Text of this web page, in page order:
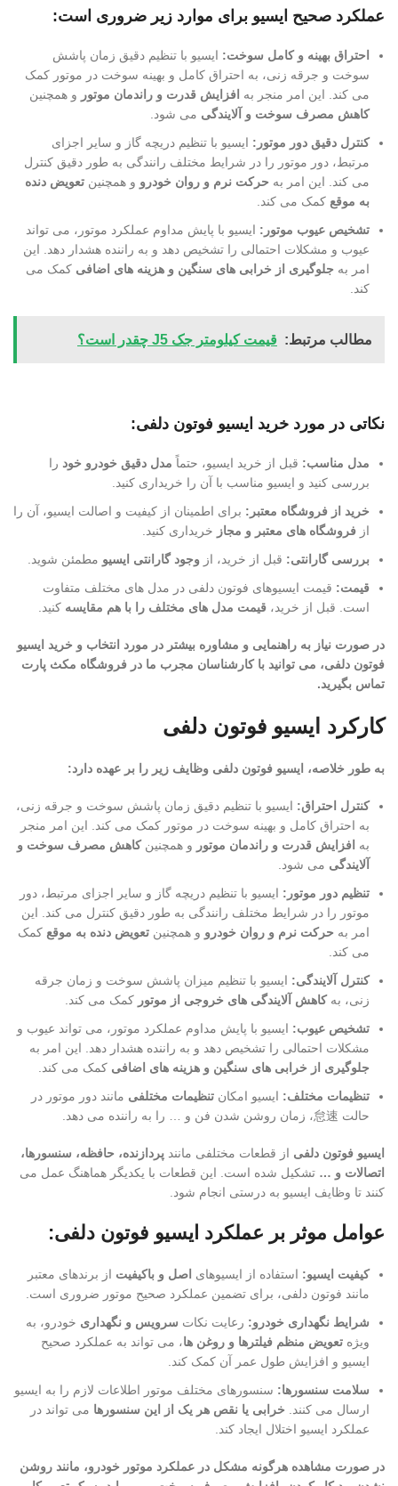
عملکرد صحیح ایسیو برای موارد زیر ضروری است:
احتراق بهینه و کامل سوخت: ایسیو با تنظیم دقیق زمان پاشش
سوخت و جرقه زنی، به احتراق کامل و بهینه سوخت در موتور کمک
می کند. این امر منجر به افزایش قدرت و راندمان موتور و همچنین
کاهش مصرف سوخت و آلایندگی می شود.
کنترل دقیق دور موتور: ایسیو با تنظیم دریچه گاز و سایر اجزای
مرتبط، دور موتور را در شرایط مختلف رانندگی به طور دقیق کنترل
می کند. این امر به حرکت نرم و روان خودرو و همچنین تعویض دنده
به موقع کمک می کند.
تشخیص عیوب موتور: ایسیو با پایش مداوم عملکرد موتور، می تواند
عیوب و مشکلات احتمالی را تشخیص دهد و به راننده هشدار دهد. این
امر به جلوگیری از خرابی های سنگین و هزینه های اضافی کمک می
کند.
مطالب مرتبط: قیمت کیلومتر جک J5 چقدر است؟
نکاتی در مورد خرید ایسیو فوتون دلفی:
مدل مناسب: قبل از خرید ایسیو، حتماً مدل دقیق خودرو خود را
بررسی کنید و ایسیو مناسب با آن را خریداری کنید.
خرید از فروشگاه معتبر: برای اطمینان از کیفیت و اصالت ایسیو، آن را
از فروشگاه های معتبر و مجاز خریداری کنید.
بررسی گارانتی: قبل از خرید، از وجود گارانتی ایسیو مطمئن شوید.
قیمت: قیمت ایسیوهای فوتون دلفی در مدل های مختلف متفاوت
است. قبل از خرید، قیمت مدل های مختلف را با هم مقایسه کنید.
در صورت نیاز به راهنمایی و مشاوره بیشتر در مورد انتخاب و خرید ایسیو
فوتون دلفی، می توانید با کارشناسان مجرب ما در فروشگاه مکث پارت
تماس بگیرید.
کارکرد ایسیو فوتون دلفی
به طور خلاصه، ایسیو فوتون دلفی وظایف زیر را بر عهده دارد:
کنترل احتراق: ایسیو با تنظیم دقیق زمان پاشش سوخت و جرقه زنی،
به احتراق کامل و بهینه سوخت در موتور کمک می کند. این امر منجر
به افزایش قدرت و راندمان موتور و همچنینکاهش مصرف سوخت و
آلایندگی می شود.
تنظیم دور موتور: ایسیو با تنظیم دریچه گاز و سایر اجزای مرتبط، دور
موتور را در شرایط مختلف رانندگی به طور دقیق کنترل می کند. این
امر به حرکت نرم و روان خودرو و همچنین تعویض دنده به موقع کمک
می کند.
کنترل آلایندگی: ایسیو با تنظیم میزان پاشش سوخت و زمان جرقه
زنی، بهکاهش آلایندگی های خروجی از موتور کمک می کند.
تشخیص عیوب: ایسیو با پایش مداوم عملکرد موتور، می تواند عیوب و
مشکلات احتمالی را تشخیص دهد و به راننده هشدار دهد. این امر به
جلوگیری از خرابی های سنگین و هزینه های اضافی کمک می کند.
تنظیمات مختلف: ایسیو امکان تنظیمات مختلفی مانند دور موتور در
حالت 怠速، زمان روشن شدن فن و … را به راننده می دهد.
ایسیو فوتون دلفی از قطعات مختلفی مانند پردازنده، حافظه، سنسورها،
اتصالات و … تشکیل شده است. این قطعات با یکدیگر هماهنگ عمل می
کنند تا وظایف ایسیو به درستی انجام شود.
عوامل موثر بر عملکرد ایسیو فوتون دلفی:
کیفیت ایسیو: استفاده از ایسیوهای اصل و باکیفیت از برندهای معتبر
مانند فوتون دلفی، برای تضمین عملکرد صحیح موتور ضروری است.
شرایط نگهداری خودرو: رعایت نکات سرویس و نگهداری خودرو، به
ویژه تعویض منظم فیلترها و روغن ها، می تواند به عملکرد صحیح
ایسیو و افزایش طول عمر آن کمک کند.
سلامت سنسورها: سنسورهای مختلف موتور اطلاعات لازم را به ایسیو
ارسال می کنند. خرابی یا نقص هر یک از این سنسورها می تواند در
عملکرد ایسیو اختلال ایجاد کند.
در صورت مشاهده هرگونه مشکل در عملکرد موتور خودرو، مانند روشن